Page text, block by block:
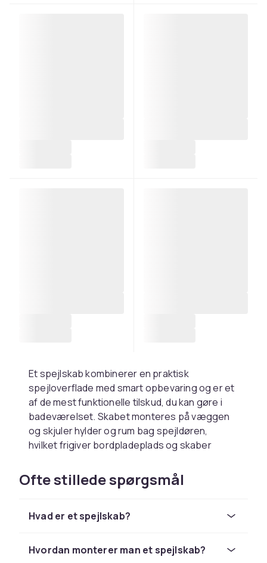
Et spejlskab kombinerer en praktisk
spejloverflade med smart opbevaring og er et
af de mest funktionelle tilskud, du kan gøre i
badeværelset. Skabet monteres på væggen
og skjuler hylder og rum bag spejldøren,
hvilket frigiver bordpladeplads og skaber
Spejlskabe fås i et stort antal størrelser, fra
kompakte enlågesmodeller til det lille
dobbelte spejldøre. Bredden varierer typisk
centimeter. Vælg størrelse ud fra tilgængelig
Ofte stillede spørgsmål
Hvad er et spejlskab?
Hvordan monterer man et spejlskab?